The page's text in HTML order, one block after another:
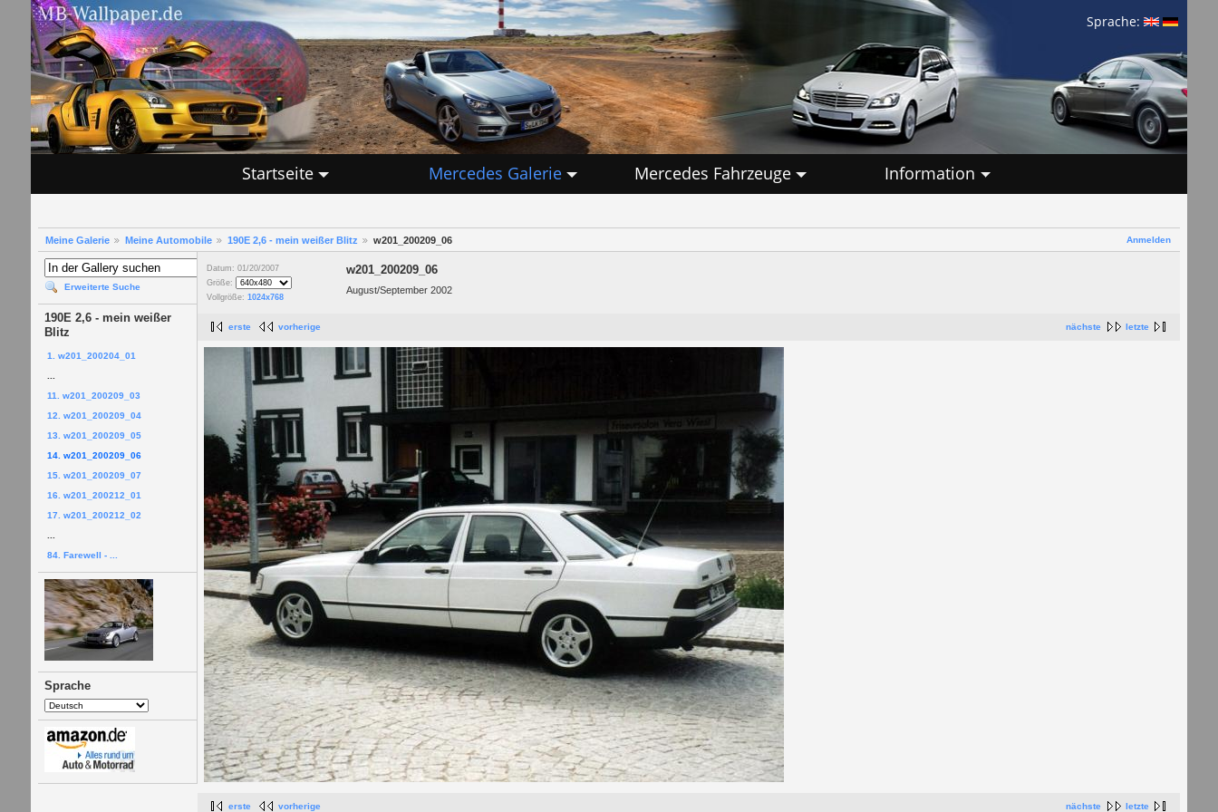
Sprache:
Startseite Mercedes Galerie Mercedes Fahrzeuge Information
Anmelden
Meine Galerie Meine Automobile 190E 2,6 - mein weißer Blitz w201_200209_06
Erweiterte Suche
190E 2,6 - mein weißer
Blitz
1. w201_200204_01
11. w201_200209_03
12. w201_200209_04
13. w201_200209_05
14. w201_200209_06
15. w201_200209_07
16. w201_200212_01
17. w201_200212_02
84. Farewell - ...
Sprache
Datum: 01/20/2007
Größe:
Vollgröße: 1024x768
w201_200209_06
August/September 2002
nächste letzte
erste vorherige
nächste letzte
erste vorherige